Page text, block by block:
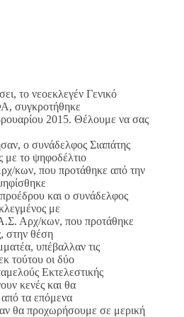
το νεοεκλεγέν Γενικό
συγκροτήθηκε
2015. Θέλουμε να σας
ο συνάδελφος Σιαπάτης
με το ψηφοδέλτιο
κων, που προτάθηκε από την
και ο συνάδελφος
με
Αρχ/κων, που προτάθηκε
στην θέση
υπέβαλλαν τις
τούτου οι δύο
Εκτελεστικής
κενές και θα
τα επόμενα
θα προχωρήσουμε σε μερική